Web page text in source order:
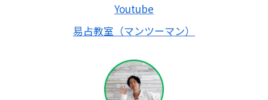
Youtube
易占教室（マンツーマン）